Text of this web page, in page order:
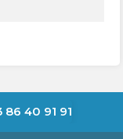
40 91 91